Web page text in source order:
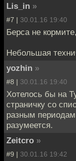
Lis_in »
#7 | 30.01.16 19:40
Берса не
Небольшая
yozhin »
#8 | 30.01.16 19:40
Хотелось бы на
страничку со
разным
разумеется.
Zeitcro »
#9 | 30.01.16 19:42